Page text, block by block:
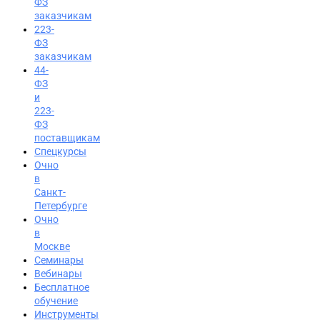
Вход на портал
8 (812) 602-72-29
заказчикам
223-
ФЗ
заказчикам
44-
ФЗ
и
223-
ФЗ
поставщикам
Спецкурсы
Очно
в
Санкт-
Петербурге
Очно
в
Москве
Семинары
Вебинары
Бесплатное
обучение
Инструменты